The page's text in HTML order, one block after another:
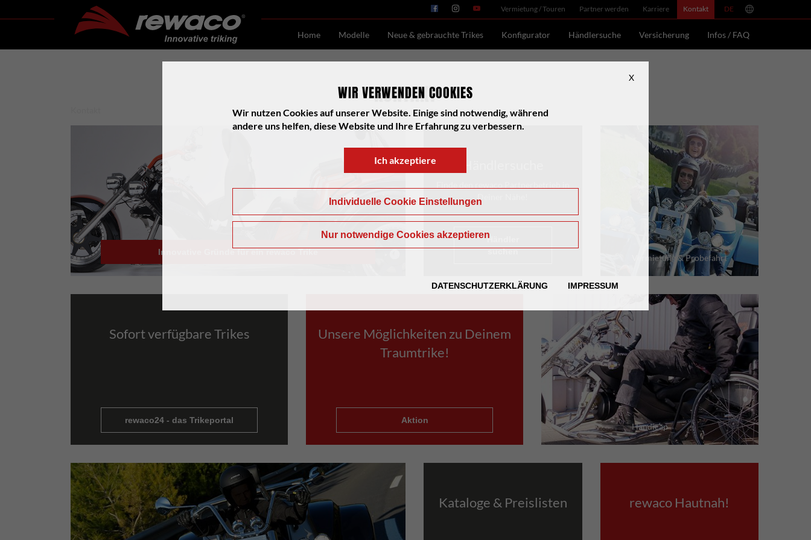
X
WIR VERWENDEN COOKIES
Wir nutzen Cookies auf unserer Website. Einige sind notwendig, während
andere uns helfen, diese Website und Ihre Erfahrung zu verbessern.
Ich akzeptiere
Individuelle Cookie Einstellungen
Nur notwendige Cookies akzeptieren
DATENSCHUTZERKLÄRUNG IMPRESSUM
DE EN
Vermietung / Touren Partner werden Karriere Kontakt
Home Modelle Neue & gebrauchte Trikes Konfigurator Händlersuche Versicherung Infos / FAQ
KONTAKT
Innovative Gründe für ein rewaco Trike
Händler
suchen
Vermietung & Probefahrt
Sofort verfügbare Trikes
rewaco24 - das Trikeportal
Unsere Möglichkeiten zu Deinem
Traumtrike!
Aktion
Handicap
Kataloge & Preislisten rewaco Hautnah!